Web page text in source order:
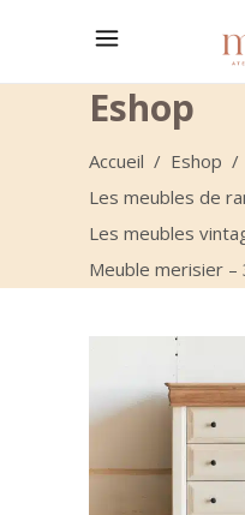
Votre sélection est
Eshop
Accueil / Eshop /
Les meubles de
Les meubles
Meuble merisier –